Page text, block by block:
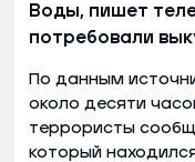
Воды, пишет
потребовали
По данным
около десяти
террористы
который